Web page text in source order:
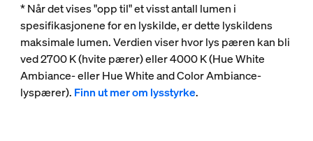
* Når det vises "opp til" et visst antall lumen i
spesifikasjonene for en lyskilde, er dette lyskildens
maksimale lumen. Verdien viser hvor lys pæren kan bli
ved 2700 K (hvite pærer) eller 4000 K (Hue White
Ambiance- eller Hue White and Color Ambiance-
lyspærer). Finn ut mer om lysstyrke.